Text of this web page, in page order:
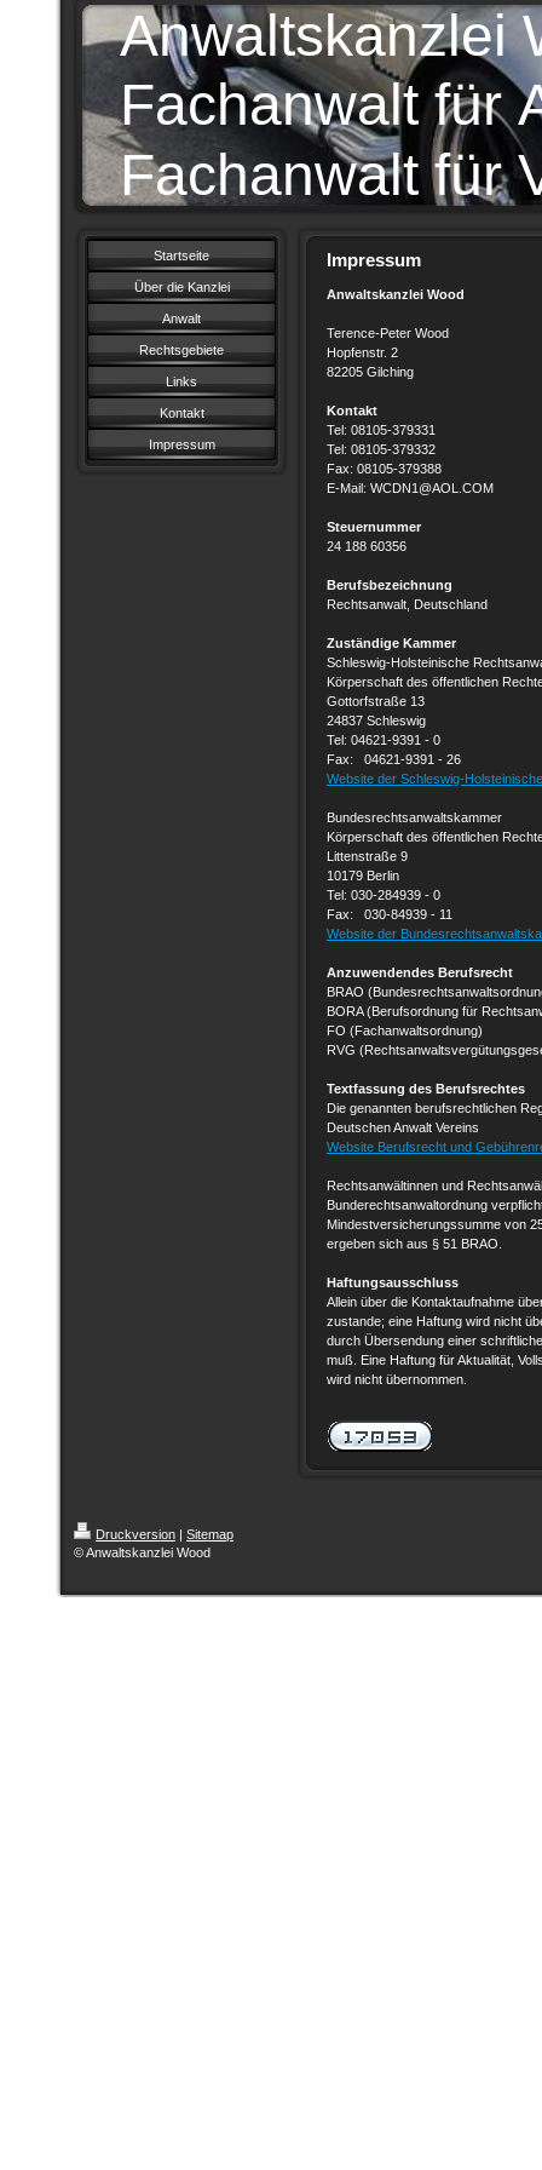
Anwaltskanzlei
Fachanwalt für
Fachanwalt für
Startseite
Über die Kanzlei
Anwalt
Rechtsgebiete
Links
Kontakt
Impressum
Impressum
Anwaltskanzlei Wood
Terence-Peter Wood
Hopfenstr. 2
82205 Gilching
Kontakt
Tel: 08105-379331
Tel: 08105-379332
Fax: 08105-379388
E-Mail: WCDN1@AOL.COM
Steuernummer
24 188 60356
Berufsbezeichnung
Rechtsanwalt, Deutschland
Zuständige Kammer
Schleswig-Holsteinische
Körperschaft des öffentlichen
Gottorfstraße 13
24837 Schleswig
Tel: 04621-9391 - 0
Fax: 04621-9391 - 26
Website der Schleswig-
Bundesrechtsanwaltskammer
Körperschaft des öffentlichen
Littenstraße 9
10179 Berlin
Tel: 030-284939 - 0
Fax: 030-84939 - 11
Website der
Anzuwendendes Berufsrecht
BRAO
BORA (Berufsordnung für
FO (Fachanwaltsordnung)
RVG
Textfassung des Berufsrechtes
Die genannten berufsrechtlichen
Deutschen Anwalt Vereins
Website Berufsrecht und
Rechtsanwältinnen und
Bunderechtsanwaltordnung
Mindestversicherungssumme von
ergeben sich aus § 51 BRAO.
Haftungsausschluss
Allein über die Kontaktaufnahme
zustande; eine Haftung wird nicht
durch Übersendung einer
muß. Eine Haftung für Aktualität,
wird nicht übernommen.
Druckversion | Sitemap
© Anwaltskanzlei Wood